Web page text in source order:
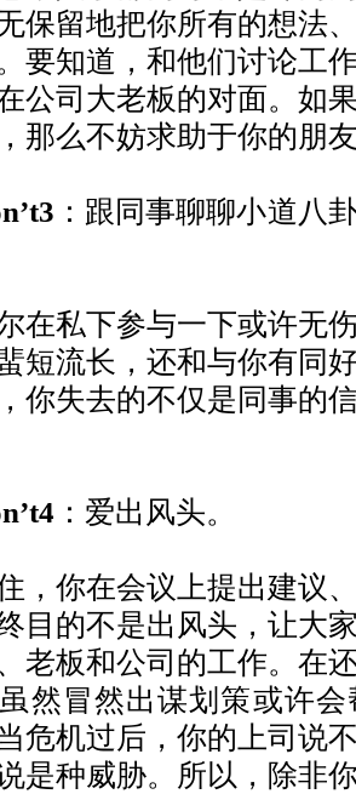
保留地把你所有的想法
要知道，和他们讨论工
公司大老板的对面。如
那么不妨求助于你的朋
：跟同事聊聊小道八
私下参与一下或许无伤
短流长，还和与你有同
你失去的不仅是同事的
：爱出风头。
你在会议上提出建议、
目的不是出风头，让大
老板和公司的工作。在
然冒然出谋划策或许
危机过后，你的上司说
是种威胁。所以，除非